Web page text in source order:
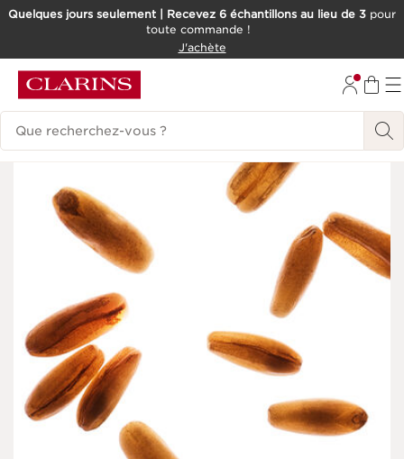
ALLER AU CONTENU
Quelques jours seulement | Recevez 6 échantillons au lieu de 3 pour
toute commande !
J'achète
Historique des recherches